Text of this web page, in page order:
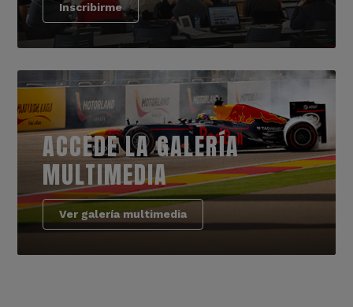
Inscribirme
ACCEDE LA GALERÍA
MULTIMEDIA
Ver galería multimedia